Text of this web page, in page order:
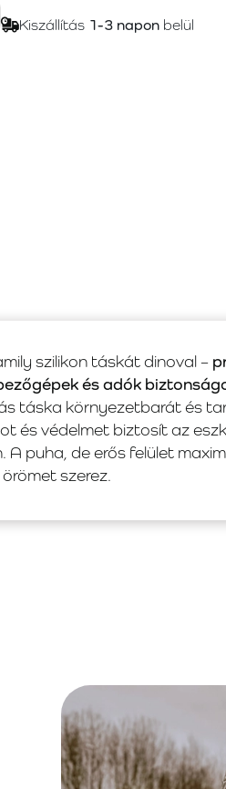
Kiszállítás 1-3 napon belül
szilikon táskát dinoval –
és adók
táska környezetbarát és
és védelmet biztosít az
A puha, de erős felület
szerez.